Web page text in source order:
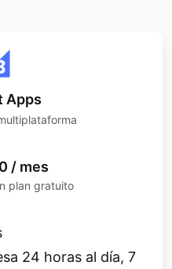
Apps
/ mes
plan gratuito
24 horas al día, 7